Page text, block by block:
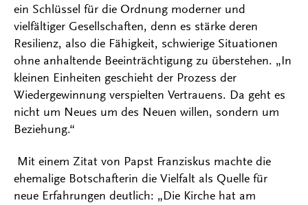
ein Schlüssel für die Ordnung moderner und
vielfältiger Gesellschaften, denn es stärke deren
Resilienz, also die Fähigkeit, schwierige Situationen
ohne anhaltende Beeinträchtigung zu überstehen. „In
kleinen Einheiten geschieht der Prozess der
Wiedergewinnung verspielten Vertrauens. Da geht es
nicht um Neues um des Neuen willen, sondern um
Beziehung.“
Mit einem Zitat von Papst Franziskus machte die
ehemalige Botschafterin die Vielfalt als Quelle für
neue Erfahrungen deutlich: „Die Kirche hat am